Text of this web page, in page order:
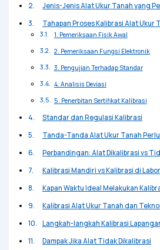
Jenis-Jenis Alat Ukur Tanah yang
Tahapan Proses Kalibrasi Alat Ukur
1. Pemeriksaan Fisik Awal
2. Pemeriksaan Fungsi Elektronik
3. Pengujian Terhadap Standar
4. Analisis Deviasi
5. Penerbitan Sertifikat Kalibrasi
Standar dan Regulasi Kalibrasi
Tanda-Tanda Alat Ukur Tanah
Perbandingan: Alat Dikalibrasi vs
Kalibrasi Mandiri vs Kalibrasi di
Kapan Waktu Ideal Melakukan
Kalibrasi Alat Ukur Tanah dan
Langkah-langkah Kalibrasi
Dampak Jika Alat Tidak Dikalibrasi